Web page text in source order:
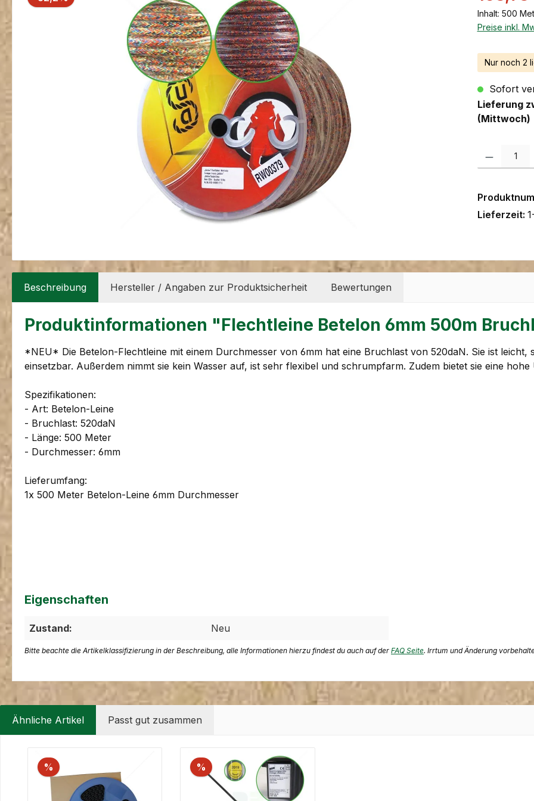
Inhalt: 500
Preise inkl.
Nur noch 2
Sofort
Lieferung
(Mittwoch)
Produkt
Lieferzeit:
Beschreibung Hersteller / Angaben zur Produktsicherheit Bewertungen
Produktinformationen "Flechtleine Betelon 6mm 500m
*NEU* Die Betelon-Flechtleine mit einem Durchmesser von 6mm hat eine Bruchlast von 520daN. Sie ist leicht,
einsetzbar. Außerdem nimmt sie kein Wasser auf, ist sehr flexibel und schrumpfarm. Zudem bietet sie eine hohe
Spezifikationen:
- Art: Betelon-Leine
- Bruchlast: 520daN
- Länge: 500 Meter
- Durchmesser: 6mm
Lieferumfang:
1x 500 Meter Betelon-Leine 6mm Durchmesser
Eigenschaften
Zustand: Neu
Bitte beachte die Artikelklassifizierung in der Beschreibung, alle Informationen hierzu findest du auch auf der FAQ Seite. Irrtum und Änderung
Ähnliche Artikel Passt gut zusammen
%
%